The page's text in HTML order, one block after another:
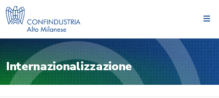
Internazionalizzazione